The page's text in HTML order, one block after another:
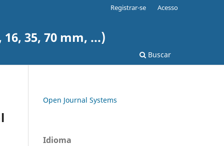
35, 70 mm, ...)
Buscar
Registrar-se Acesso
Open Journal Systems
Idioma